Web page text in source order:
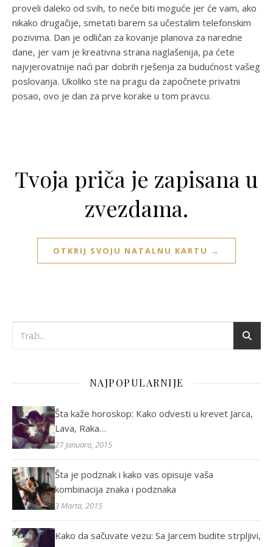
proveli daleko od svih, to neće biti moguće jer će vam, ako
nikako drugačije, smetati barem sa učestalim telefonskim
pozivima. Dan je odličan za kovanje planova za naredne
dane, jer vam je kreativna strana naglašenija, pa ćete
najvjerovatnije naći par dobrih rješenja za budućnost vašeg
poslovanja. Ukoliko ste na pragu da započnete privatni
posao, ovo je dan za prve korake u tom pravcu.
Tvoja priča je zapisana u
zvezdama.
OTKRIJ SVOJU NATALNU KARTU →
NAJPOPULARNIJE
Šta kaže horoskop: Kako odvesti u krevet Jarca,
Lava, Raka…
27 Januara, 2015
Šta je podznak i kako vas opisuje vaša
kombinacija znaka i podznaka
3 Marta, 2015
Kako da sačuvate vezu: Sa Jarcem budite strpljivi,